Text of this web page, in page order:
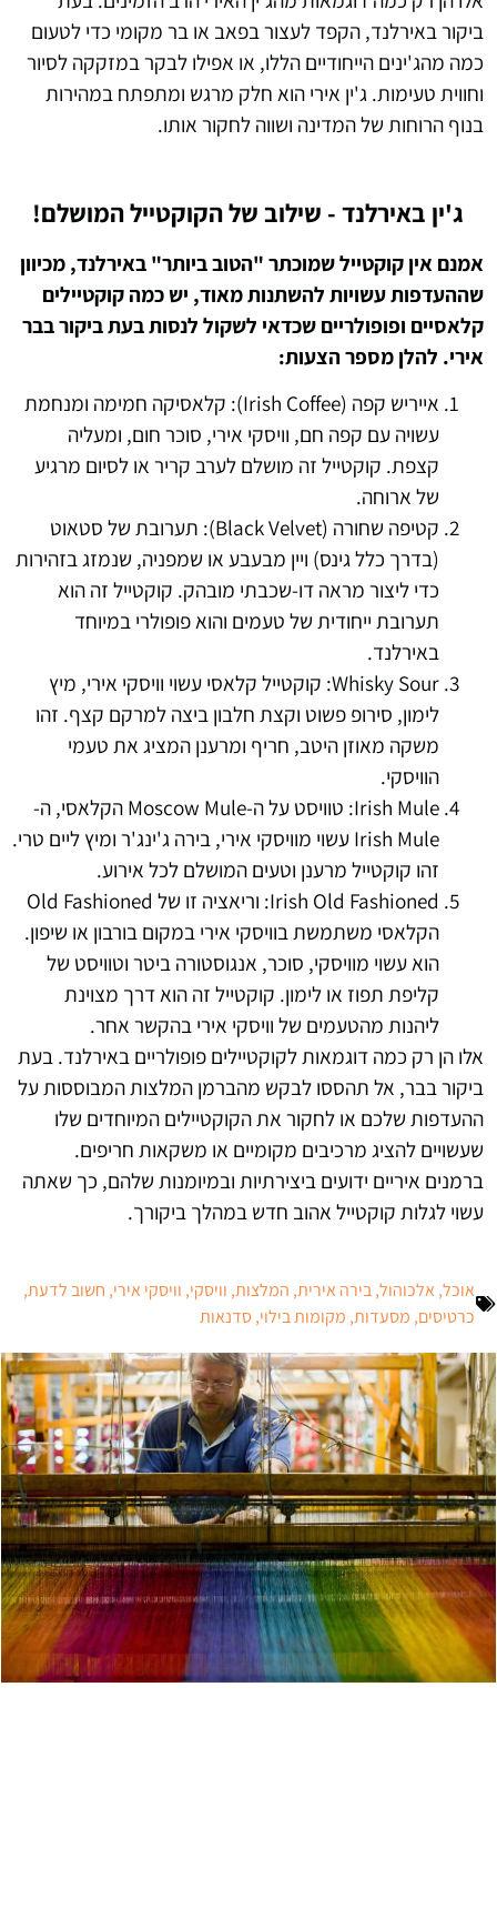
ביקור באירלנד, הקפד לעצור בפאב או בר מקומי כדי לטעום
כמה מהג'ינים הייחודיים הללו, או אפילו לבקר במזקקה לסיור
וחווית טעימות. ג'ין אירי הוא חלק מרגש ומתפתח במהירות
בנוף הרוחות של המדינה ושווה לחקור אותו.
ג'ין באירלנד - שילוב של הקוקטייל המושלם!
אמנם אין קוקטייל שמוכתר "הטוב ביותר" באירלנד, מכיוון
שההעדפות עשויות להשתנות מאוד, יש כמה קוקטיילים
קלאסיים ופופולריים שכדאי לשקול לנסות בעת ביקור בבר
אירי. להלן מספר הצעות:
אייריש קפה (Irish Coffee): קלאסיקה חמימה ומנחמת
עשויה עם קפה חם, וויסקי אירי, סוכר חום, ומעליה
קצפת. קוקטייל זה מושלם לערב קריר או לסיום מרגיע
של ארוחה.
קטיפה שחורה (Black Velvet): תערובת של סטאוט
(בדרך כלל גינס) ויין מבעבע או שמפניה, שנמזג בזהירות
כדי ליצור מראה דו-שכבתי מובהק. קוקטייל זה הוא
תערובת ייחודית של טעמים והוא פופולרי במיוחד
באירלנד.
Whisky Sour: קוקטייל קלאסי עשוי וויסקי אירי, מיץ
לימון, סירופ פשוט וקצת חלבון ביצה למרקם קצף. זהו
משקה מאוזן היטב, חריף ומרענן המציג את טעמי
הוויסקי.
Irish Mule: טוויסט על ה-Moscow Mule הקלאסי, ה-
Irish Mule עשוי מוויסקי אירי, בירה ג'ינג'ר ומיץ ליים טרי.
זהו קוקטייל מרענן וטעים המושלם לכל אירוע.
Irish Old Fashioned: וריאציה זו של Old Fashioned
הקלאסי משתמשת בוויסקי אירי במקום בורבון או שיפון.
הוא עשוי מוויסקי, סוכר, אנגוסטורה ביטר וטוויסט של
קליפת תפוז או לימון. קוקטייל זה הוא דרך מצוינת
ליהנות מהטעמים של וויסקי אירי בהקשר אחר.
אלו הן רק כמה דוגמאות לקוקטיילים פופולריים באירלנד. בעת
ביקור בבר, אל תהססו לבקש מהברמן המלצות המבוססות על
ההעדפות שלכם או לחקור את הקוקטיילים המיוחדים שלו
שעשויים להציג מרכיבים מקומיים או משקאות חריפים.
ברמנים איריים ידועים ביצירתיות ובמיומנות שלהם, כך שאתה
עשוי לגלות קוקטייל אהוב חדש במהלך ביקורך.
אוכל, אלכוהול,בירה אירית, המלצות, וויסקי, וויסקי אירי, חשוב לדעת,
כרטיסים, מסעדות, מקומות בילוי,סדנאות